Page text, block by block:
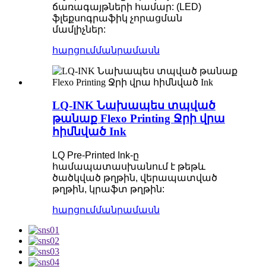
ճառագայթների համար: (LED)
ֆլեքսոգրաֆիկ չորացման
մամլիչներ:
հարցումմանրամասն
LQ-INK Նախապես տպված
թանաք Flexo Printing Ջրի վրա
հիմնված Ink
LQ Pre-Printed Ink-ը
համապատասխանում է թեթև
ծածկված թղթին, վերապատված
թղթին, կրաֆտ թղթին:
հարցումմանրամասն